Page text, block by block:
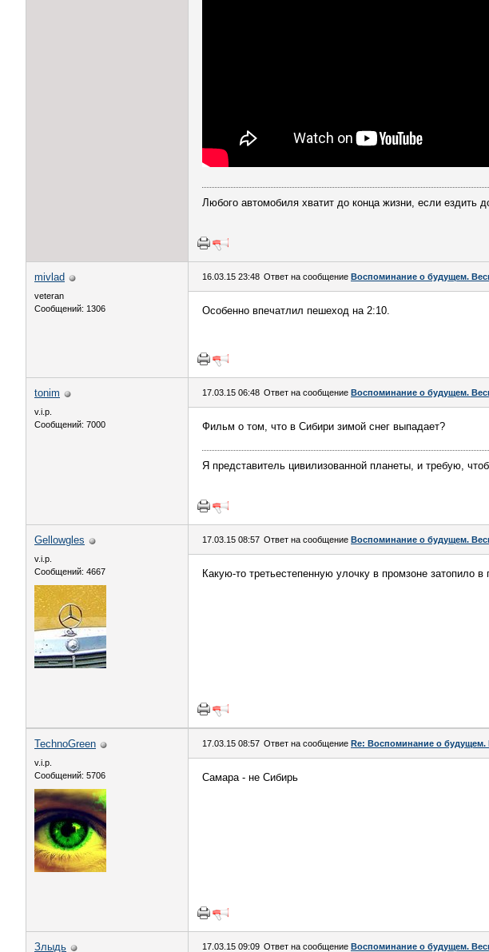
Любого автомобиля хватит до конца жизни, если ездить
mivlad
veteran
Сообщений: 1306
16.03.15 23:48 Ответ на сообщение Воспоминание о будущем.
Особенно впечатлил пешеход на 2:10.
tonim
v.i.p.
Сообщений: 7000
17.03.15 06:48 Ответ на сообщение Воспоминание о будущем.
Фильм о том, что в Сибири зимой снег выпадает?
Я представитель цивилизованной планеты, и требую,
Gellowgles
v.i.p.
Сообщений: 4667
17.03.15 08:57 Ответ на сообщение Воспоминание о будущем.
Какую-то третьестепенную улочку в промзоне затопило
TechnoGreen
v.i.p.
Сообщений: 5706
17.03.15 08:57 Ответ на сообщение Re: Воспоминание о будущем.
Самара - не Сибирь
Злыдь 17.03.15 09:09 Ответ на сообщение Воспоминание о будущем.